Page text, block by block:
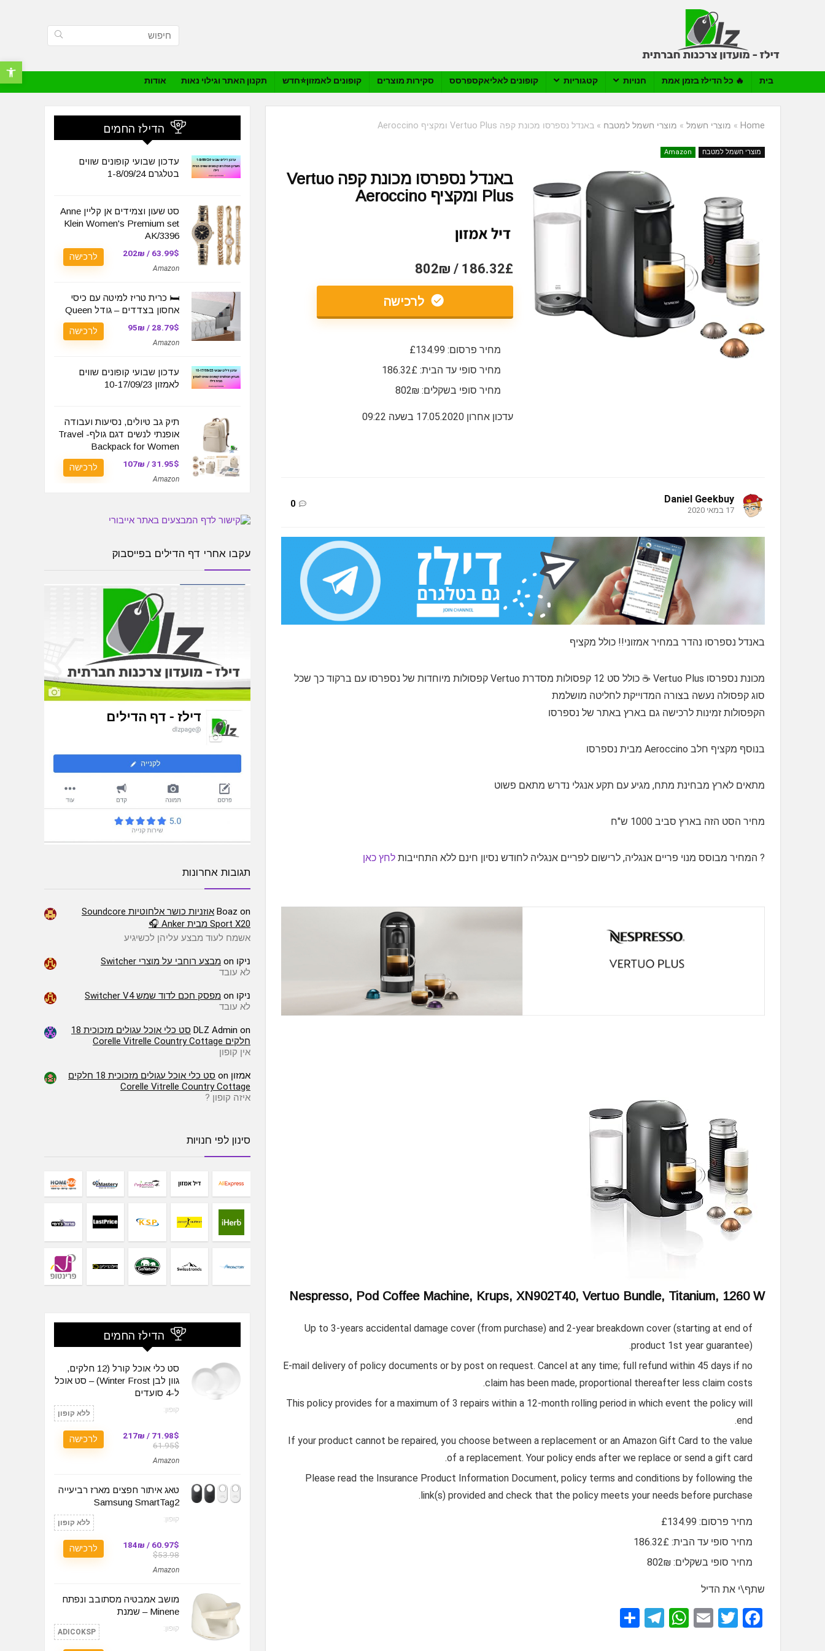
פתח
בית 🔥 כל הדילז בזמן אמת חנויות קטגוריות קופונים לאליאקספרסס סקירות מוצרים קופונים לאמזון⭐️חדש תקנון האתר וגילוי נאות אודות
Home
» מוצרי חשמל » מוצרי חשמל למטבח » באנדל נספרסו מכונת קפה Vertuo Plus ומקציף Aeroccino
מוצרי חשמל למטבח Amazon
באנדל נספרסו מכונת קפה Vertuo
Plus ומקציף Aeroccino
186.32£ / 802₪
לרכישה
מחיר פרסום: £134.99
מחיר סופי עד הבית: 186.32£
מחיר סופי בשקלים: 802₪
עדכון אחרון 17.05.2020 בשעה 09:22
Daniel Geekbuy
17 במאי 2020
0
באנדל נספרסו נהדר במחיר אמזוני!! כולל מקציף
מכונת נספרסו Vertuo Plus ☕️ כולל סט 12 קפסולות מסדרת Vertuo קפסולות מיוחדות של נספרסו עם ברקוד כך שכל
סוג קפסולה נעשה בצורה המדוייקת לחליטה מושלמת
הקפסולות זמינות לרכישה גם בארץ באתר של נספרסו
בנוסף מקציף חלב Aeroccino מבית נספרסו
מתאים לארץ מבחינת מתח, מגיע עם תקע אנגלי נדרש מתאם פשוט
מחיר הסט הזה בארץ סביב 1000 ש"ח
? המחיר מבוסס מנוי פריים אנגליה, לרישום לפריים אנגליה לחודש נסיון חינם ללא התחייבות לחץ כאן
Nespresso, Pod Coffee Machine, Krups, XN902T40, Vertuo Bundle, Titanium, 1260 W
Up to 3-years accidental damage cover (from purchase) and 2-year breakdown cover (starting at end of
product 1st year guarantee).
E-mail delivery of policy documents or by post on request. Cancel at any time; full refund within 45 days if no
claim has been made, proportional thereafter less claim costs.
This policy provides for a maximum of 3 repairs within a 12-month rolling period in which event the policy will
end.
If your product cannot be repaired, you choose between a replacement or an Amazon Gift Card to the value
of a replacement. Your policy ends after we replace or send a gift card.
Please read the Insurance Product Information Document, policy terms and conditions by following the
link(s) provided and check that the policy meets your needs before purchase.
מחיר פרסום: £134.99
מחיר סופי עד הבית: 186.32£
מחיר סופי בשקלים: 802₪
שתף\י את הדיל
F
T
E
W
T
הדילז החמים
עדכון שבועי קופונים שווים
בטלגרם 1-8/09/24
סט שעון וצמידים אן קליין Anne
Klein Women's Premium set
AK/3396
63.99$ / 202₪
Amazon
לרכישה
🛏️ כרית טריז למיטה עם כיסי
אחסון בצדדים – גודל Queen
28.79$ / 95₪
Amazon
לרכישה
עדכון שבועי קופונים שווים
לאמזון 10-17/09/23
תיק גב טיולים, נסיעות ועבודה
אופנתי לנשים דגם גולף- Travel
Backpack for Women
31.95$ / 107₪
Amazon
לרכישה
עקבו אחרי דף הדילים בפייסבוק
תגובות אחרונות
Boaz on
אוזניות כושר אלחוטיות Soundcore
Sport X20 מבית Anker 🎧
אשמח לעוד מבצע עליהן לכשיגיע
ניקו on מבצע רוחבי על מוצרי Switcher
לא עובד
ניקו on מפסק חכם לדוד שמש Switcher V4
לא עובד
DLZ Admin on
סט כלי אוכל עגולים מזכוכית 18
חלקים Corelle Vitrelle Country Cottage
אין קופון
אמזון on
סט כלי אוכל עגולים מזכוכית 18 חלקים
Corelle Vitrelle Country Cottage
איזה קופון ?
סינון לפי חנויות
הדילז החמים
סט כלי אוכל קורל (12 חלקים,
גוון לבן Winter Frost) – סט אוכל
ל-4 סועדים
קופון: ללא קופון
71.98$ / 217₪
61.95$
Amazon
לרכישה
טאג איתור חפצים מארז רביעייה
Samsung SmartTag2
קופון: ללא קופון
60.97$ / 184₪
$53.98
Amazon
לרכישה
מושב אמבטיה מסתובב ונפתח
Minene – שמנת
קופון: ADICOKSP